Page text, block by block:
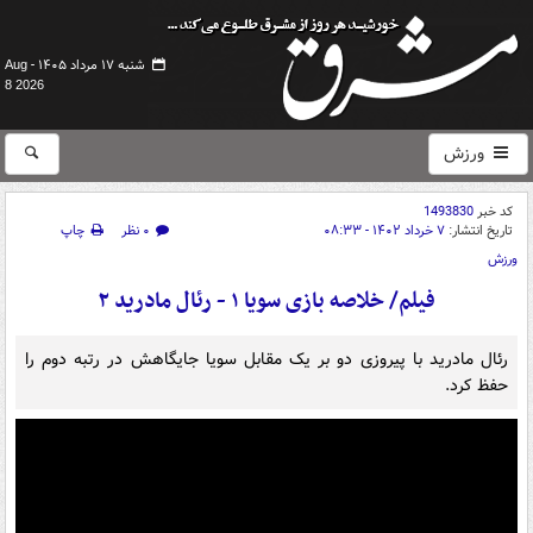
شنبه ۱۷ مرداد ۱۴۰۵ -
Aug
8 2026
ورزش
کد خبر1493830
تاریخ انتشار: ۷ خرداد ۱۴۰۲ - ۰۸:۳۳ ۰ نظر
چاپ
ورزش
فیلم/ خلاصه بازی سویا ۱ - رئال مادرید ۲
رئال مادرید با پیروزی دو بر یک مقابل سویا جایگاهش در رتبه دوم را
حفظ کرد.